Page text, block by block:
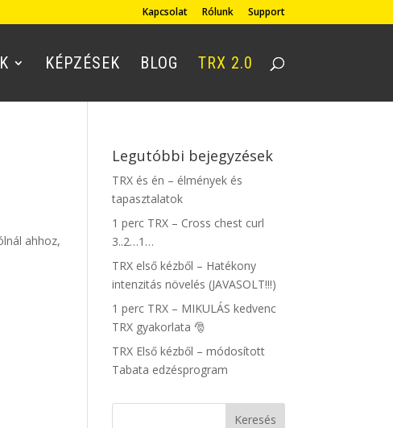
Kapcsolat Rólunk Support
KÉPZÉSEK BLOG TRX 2.0
ahhoz,
Legutóbbi bejegyzések
TRX és én – élmények és
tapasztalatok
1 perc TRX – Cross chest curl
3..2…1…
TRX első kézből – Hatékony
intenzitás növelés (JAVASOLT!!!)
1 perc TRX – MIKULÁS kedvenc
TRX gyakorlata 🎅
TRX Első kézből – módosított
Tabata edzésprogram